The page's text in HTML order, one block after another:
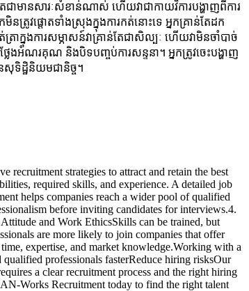
ាមានសារៈសំខាន់ណាស់ ហើយវាជាកាយវិការបង្ហាញពីការ
ត្រូវផ្តោតទាំងស្រុងក្នុងការកត់នោះទេ អ្នកគ្រាន់តែដក
នុងការសម្ភាសន៍វាគ្រាន់តែជាសិល្បៈ ហើយវាមិនចាំបាច់
ែងអំណរគុណ និងបិទបញ្ចប់ការសន្ទនា។ អ្នកត្រូវចេះបង្ហាញ
សុទិដ្ឋិនិយមជានិច្ច។
recruitment strategies to attract and retain the best
required skills, and experience. A detailed job
helps companies reach a wider pool of qualified
before inviting candidates for interviews.4.
and Work EthicsSkills can be trained, but
are more likely to join companies that offer
expertise, and market knowledge.Working with a
professionals fasterReduce hiring risksOur
a clear recruitment process and the right hiring
Works Recruitment today to find the right talent